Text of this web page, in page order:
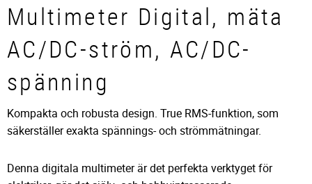
Multimeter Digital, mäta
AC/DC-ström, AC/DC-
spänning
Kompakta och robusta design. True RMS-funktion, som
säkerställer exakta spännings- och strömmätningar.
Denna digitala multimeter är det perfekta verktyget för